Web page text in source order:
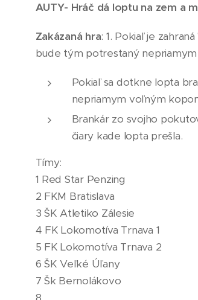
AUTY- Hráč dá loptu na zem a
Zakázaná hra: 1. Pokiaľ je
bude tým potrestaný
Pokiaľ sa dotkne lopta
nepriamym voľným
Brankár zo svojho
čiary kade lopta prešla.
Tímy:
1 Red Star Penzing 🇦🇹
2 FKM Bratislava
3 ŠK Atletiko Zálesie
4 FK Lokomotíva Trnava 1
5 FK Lokomotíva Trnava 2
6 ŠK Veľké Úľany
7 Šk Bernolákovo